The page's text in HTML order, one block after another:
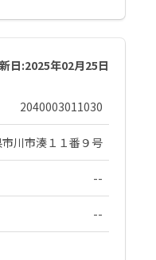
日:2025年02月25日
2040003011030
川市湊１１番９号
--
--